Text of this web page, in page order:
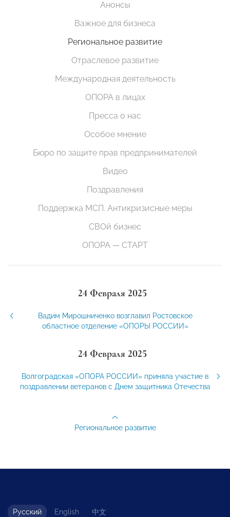
Анонсы
Важное для бизнеса
Региональное развитие
Отраслевое развитие
Международная деятельность
ОПОРА в лицах
Пресса о нас
Особое мнение
Бюро по защите прав предпринимателей
Видео
Поздравления
Поддержка МСП. Антикризисные меры
СВОй бизнес
ОПОРА — СТАРТ
24 Февраля 2025
Вадим Мирошниченко возглавил Ростовское
областное отделение «ОПОРЫ РОССИИ»
24 Февраля 2025
Волгоградская «ОПОРА РОССИИ» приняла участие в
поздравлении ветеранов с Днем защитника Отечества
Региональное развитие
Русский English 中文